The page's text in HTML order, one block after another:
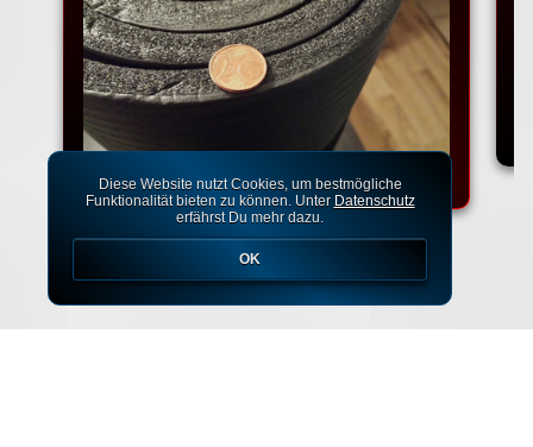
Diese Website nutzt Cookies, um bestmögliche
Funktionalität bieten zu können. Unter Datenschutz
erfährst Du mehr dazu.
OK